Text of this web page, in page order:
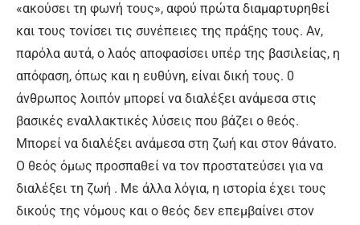
«ακούσει τη φωνή τους», αφού πρώτα διαμαρτυρηθεί
και τους τονίσει τις συνέπειες της πράξης τους. Αν,
παρόλα αυτά, ο λαός αποφασίσει υπέρ της βασιλείας, η
απόφαση, όπως και η ευθύνη, είναι δική τους. 0
άνθρωπος λοιπόν μπορεί να διαλέξει ανάμεσα στις
βασικές εναλλακτικές λύσεις που βάζει ο θεός.
Μπορεί να διαλέξει ανάμεσα στη ζωή και στον θάνατο.
Ο θεός όμως προσπαθεί να τον προστατεύσει για να
διαλέξει τη ζωή . Με άλλα λόγια, η ιστορία έχει τους
δικούς της νόμους και ο θεός δεν επεμβαίνει στον